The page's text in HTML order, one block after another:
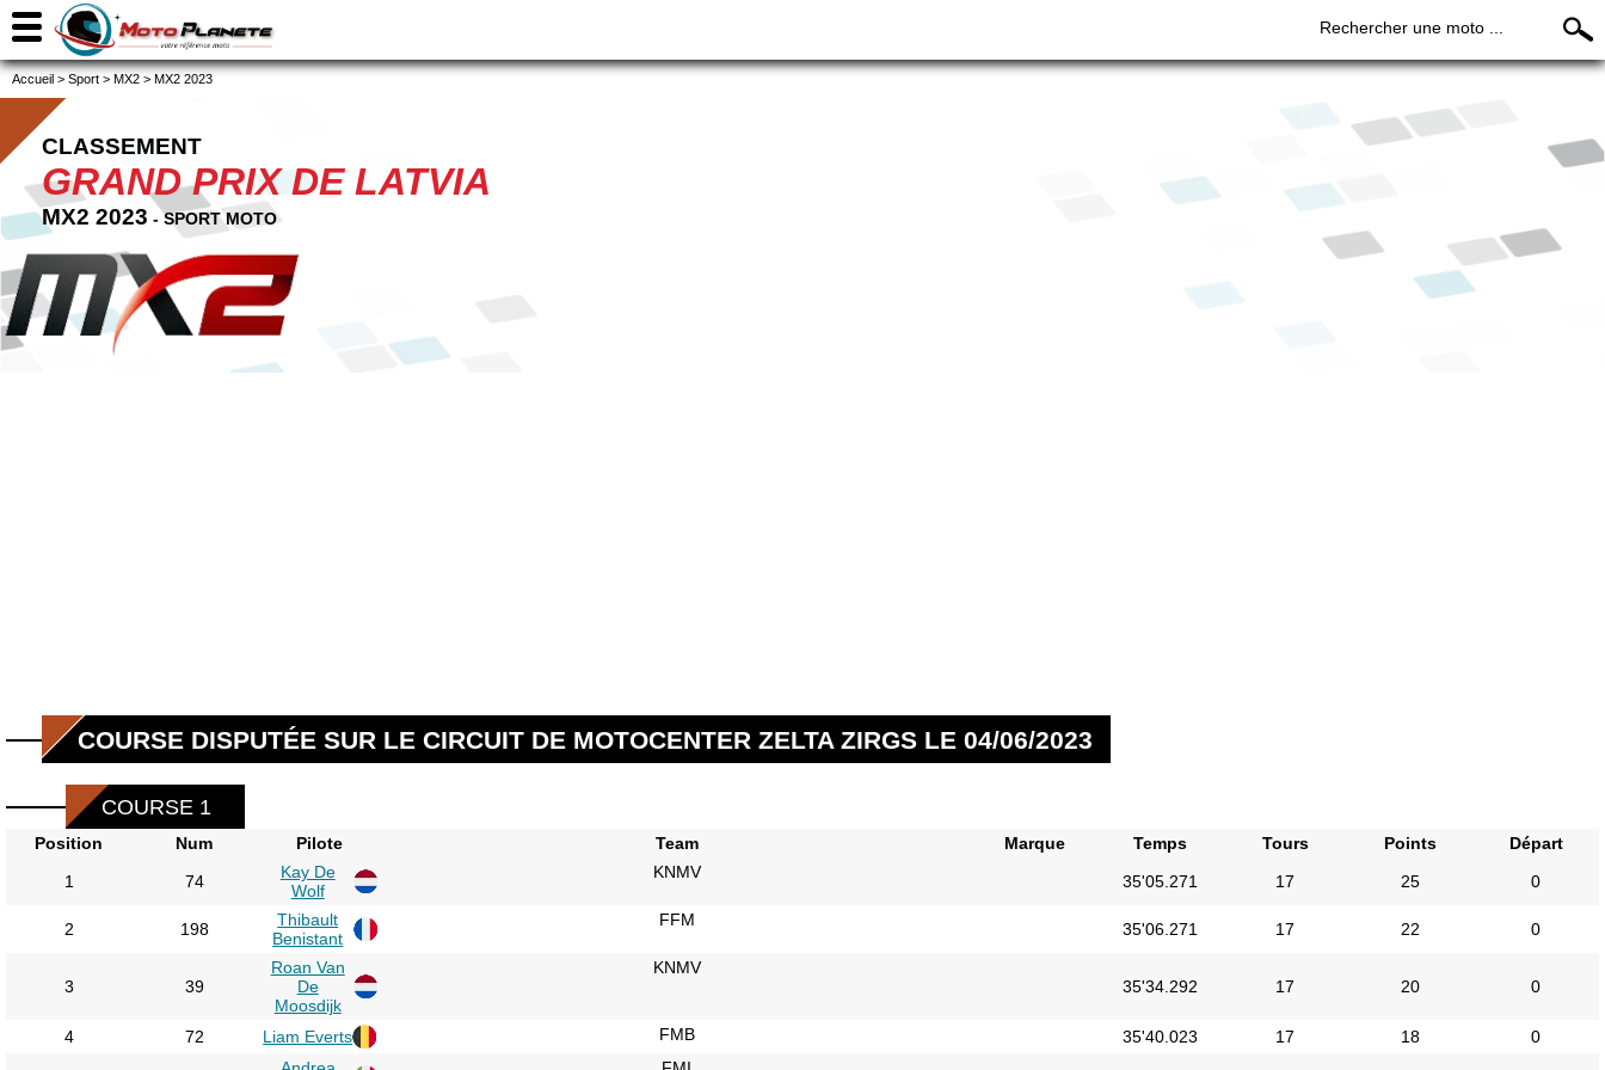
Rechercher une moto ...
Accueil > Sport > MX2 > MX2 2023
CLASSEMENT
GRAND PRIX DE LATVIA
MX2 2023 - SPORT MOTO
COURSE DISPUTÉE SUR LE CIRCUIT DE MOTOCENTER ZELTA ZIRGS LE 04/06/2023
COURSE 1
Position Num Pilote Team Marque Temps Tours Points
Départ
1
74
Kay De
Wolf
KNMV 35'05.271 17 25 0
2 198
Thibault
Benistant
FFM 35'06.271 17 22 0
3 39
Roan Van
De
Moosdijk
KNMV
35'34.292
17 20 0
4 72 Liam Everts FMB 35'40.023 17 18 0